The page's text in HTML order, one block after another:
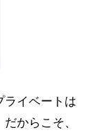
ライベートは
からこそ、